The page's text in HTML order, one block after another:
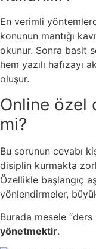
En verimli
konunun mantığı
okunur. Sonra basit
hem yazılı hafızayı
oluşur.
Online özel
mi?
Bu sorunun cevabı
disiplin kurmakta
Özellikle başlangıç
yönlendirmeler,
Burada mesele
yönetmektir.